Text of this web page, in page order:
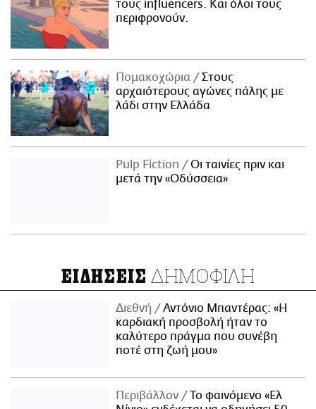
τους influencers. Και όλοι τους
περιφρονούν.
Πομακοχώρια
Στους
αρχαιότερους αγώνες πάλης με
λάδι στην Ελλάδα
Pulp Fiction
Οι ταινίες πριν και
μετά την «Οδύσσεια»
ΕΙΔΗΣΕΙΣ ΔΗΜΟΦΙΛΗ
Διεθνή
Αντόνιο Μπαντέρας: «Η
καρδιακή προσβολή ήταν το
καλύτερο πράγμα που συνέβη
ποτέ στη ζωή μου»
Περιβάλλον
Το φαινόμενο «Ελ